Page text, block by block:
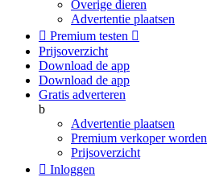
Overige dieren
Advertentie plaatsen
 Premium testen 
Prijsoverzicht
Download de app
Download de app
Gratis adverteren
b
Advertentie plaatsen
Premium verkoper worden
Prijsoverzicht
 Inloggen